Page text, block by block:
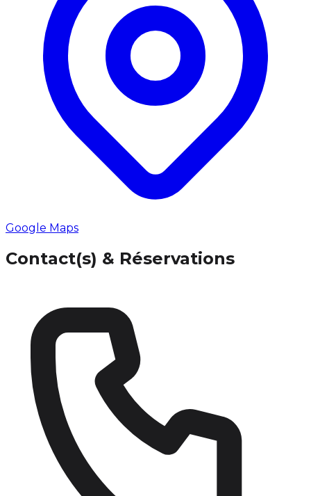
Google Maps
Contact(s) & Réservations